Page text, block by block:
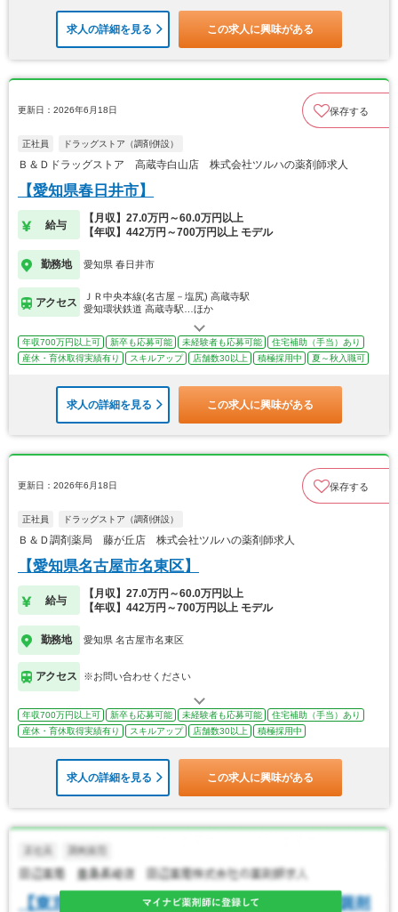
求人の詳細を見る この求人に興味がある
更新日：2026年6月18日 保存する
正社員 ドラッグストア（調剤併設）
Ｂ＆Ｄドラッグストア 高蔵寺白山店 株式会社ツルハの薬剤師求人
【愛知県春日井市】
給与
【月収】27.0万円～60.0万円以上
【年収】442万円～700万円以上 モデル
勤務地 愛知県 春日井市
アクセス
ＪＲ中央本線(名古屋－塩尻) 高蔵寺駅
愛知環状鉄道 高蔵寺駅…ほか
年収700万円以上可 新卒も応募可能 未経験者も応募可能
住宅補助（手当）あり
産休・育休取得実績有り
スキルアップ 店舗数30以上 積極採用中 夏～秋入職可
求人の詳細を見る この求人に興味がある
更新日：2026年6月18日 保存する
正社員 ドラッグストア（調剤併設）
Ｂ＆Ｄ調剤薬局 藤が丘店 株式会社ツルハの薬剤師求人
【愛知県名古屋市名東区】
給与
【月収】27.0万円～60.0万円以上
【年収】442万円～700万円以上 モデル
勤務地 愛知県 名古屋市名東区
アクセス ※お問い合わせください
年収700万円以上可 新卒も応募可能 未経験者も応募可能
住宅補助（手当）あり
産休・育休取得実績有り
スキルアップ 店舗数30以上 積極採用中
求人の詳細を見る この求人に興味がある